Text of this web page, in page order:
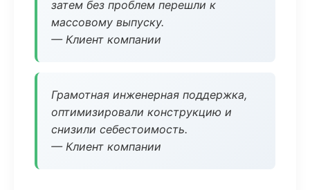
затем без проблем перешли к
массовому выпуску.
— Клиент компании
Грамотная инженерная поддержка,
оптимизировали конструкцию и
снизили себестоимость.
— Клиент компании